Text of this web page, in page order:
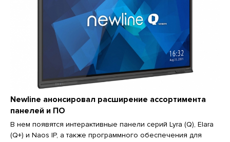
Newline анонсировал расширение ассортимента
панелей и ПО
В нем появятся интерактивные панели серий Lyra (Q), Elara
(Q+) и Naos IP, а также программного обеспечения для